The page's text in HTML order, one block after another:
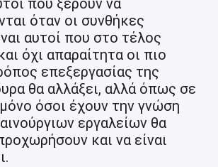
που ξέρουν να
όταν οι συνθήκες
αυτοί που στο τέλος
όχι απαραίτητα οι πιο
επεξεργασίας της
θα αλλάξει, αλλά όπως σε
όσοι έχουν την γνώση
εργαλείων θα
και να είναι